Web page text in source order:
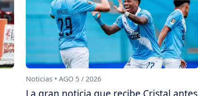
Noticias • AGO 5 / 2026
La gran noticia que recibe Cristal antes